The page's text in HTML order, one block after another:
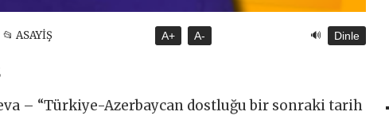
📂 ASAYİŞ A+ A- 🔊 Dinle
– “Türkiye-Azerbaycan dostluğu bir sonraki tarih